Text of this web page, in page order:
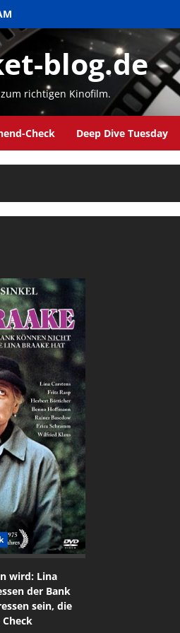
blog.de
richtigen Kinofilm.
Check Deep Dive Tuesday
wird: Lina
der Bank
sein, die